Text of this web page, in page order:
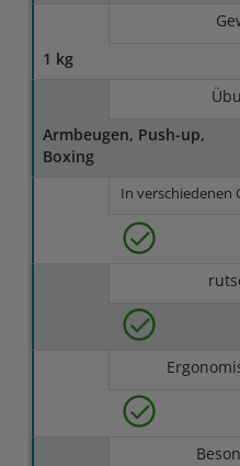
1 kg
Armbeugen, Push-up,
Boxing
In verschiedenen